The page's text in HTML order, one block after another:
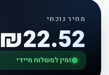
מחיר נוכחי
₪22.52
זמין למשלוח מיידי